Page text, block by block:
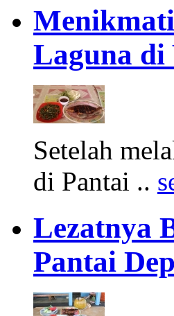
Laguna di
Setelah
di Pantai ..
Lezatnya
Pantai